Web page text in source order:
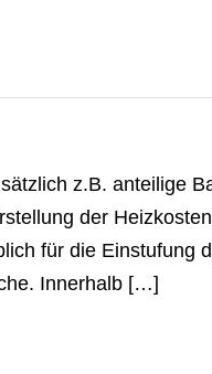
z.B. anteilige
der
für die Einstufung
Innerhalb […]